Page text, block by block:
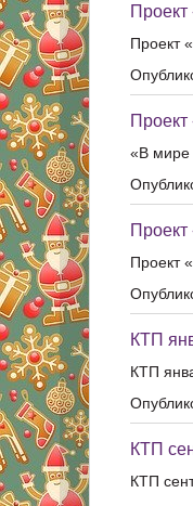
Проект
«В мире
Проект
Проект
КТП
КТП
КТП
КТП